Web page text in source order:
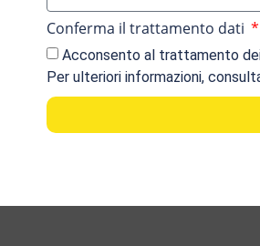
Conferma il trattamento dati
Acconsento al trattamento
Per ulteriori informazioni,